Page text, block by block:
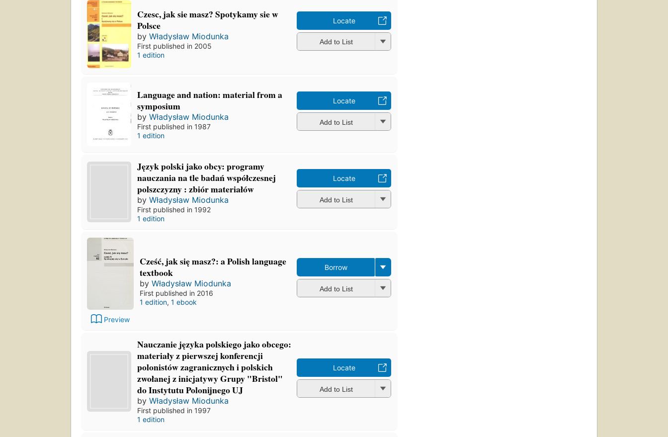
Czesc, jak sie masz? Spotykamy sie w
Polsce
byWładysław Miodunka
First published in 2005
1 edition
Locate
Add to List
Language and nation: material from a
symposium
byWładysław Miodunka
First published in 1987
1 edition
Locate
Add to List
Język polski jako obcy: programy
nauczania na tle badań współczesnej
polszczyzny : zbiór materiałów
byWładysław Miodunka
First published in 1992
1 edition
Locate
Add to List
Preview
Cześć, jak się masz?: a Polish language
textbook
by Władysław Miodunka
First published in 2016
1 edition, 1 ebook
Borrow
Add to List
Nauczanie języka polskiego jako obcego:
materiały z pierwszej konferencji
polonistów zagranicznych i polskich
zwołanej z inicjatywy Grupy "Bristol"
do Instytutu Polonijnego UJ
byWładysław Miodunka
First published in 1997
1 edition
Locate
Add to List